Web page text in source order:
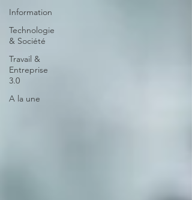
Information
Technologie
& Société
Travail &
Entreprise
3.0
A la une